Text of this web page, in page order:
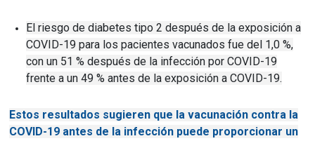
El riesgo de diabetes tipo 2 después de la exposición a
COVID-19 para los pacientes vacunados fue del 1,0 %,
con un 51 % después de la infección por COVID-19
frente a un 49 % antes de la exposición a COVID-19.
Estos resultados sugieren que la vacunación contra la
COVID-19 antes de la infección puede proporcionar un